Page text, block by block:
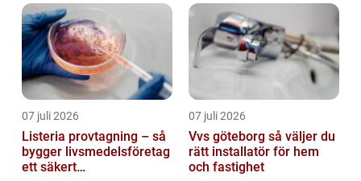
07 juli 2026
Listeria provtagning – så
bygger livsmedelsföretag
ett säkert
07 juli 2026
Vvs göteborg så väljer du
rätt installatör för hem
och fastighet